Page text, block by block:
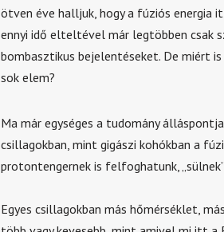
ötven éve halljuk, hogy a fúziós energia
ennyi idő elteltével már legtöbben csak
bombasztikus bejelentéseket. De miért
sok elem?
Ma már egységes a tudomány
csillagokban, mint gigászi kohókban a
protontengernek is felfoghatunk,
Egyes csillagokban más hőmérséklet,